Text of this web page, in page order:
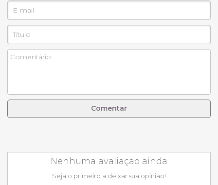
Comentar
Nenhuma avaliação ainda
Seja o primeiro a deixar sua opinião!